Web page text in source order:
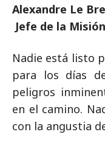
Alexandre Le
Jefe de la
Nadie está listo
para los días
peligros
en el camino.
con la angustia